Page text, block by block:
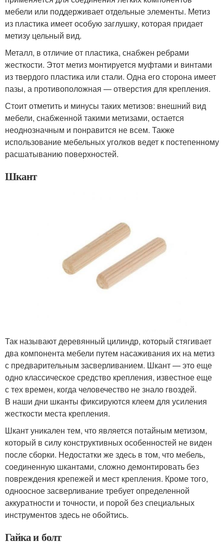
мебели или поддерживает отдельные элементы. Метиз
из пластика имеет особую заглушку, которая придает
метизу цельный вид.
Металл, в отличие от пластика, снабжен ребрами
жесткости. Этот метиз монтируется муфтами и винтами
из твердого пластика или стали. Одна его сторона имеет
пазы, а противоположная — отверстия для крепления.
Стоит отметить и минусы таких метизов: внешний вид
мебели, снабженной такими метизами, остается
неоднозначным и понравится не всем. Также
использование мебельных уголков ведет к постепенному
расшатыванию поверхностей.
Шкант
Так называют деревянный цилиндр, который стягивает
два компонента мебели путем насаживания их на метиз
с предварительным засверливанием. Шкант — это еще
одно классическое средство крепления, известное еще
с тех времен, когда человечество не знало гвоздей.
В наши дни шканты фиксируются клеем для усиления
жесткости места крепления.
Шкант уникален тем, что является потайным метизом,
который в силу конструктивных особенностей не виден
после сборки. Недостатки же здесь в том, что мебель,
соединенную шкантами, сложно демонтировать без
повреждения крепежей и мест крепления. Кроме того,
одноосное засверливание требует определенной
аккуратности и точности, и порой без специальных
инструментов здесь не обойтись.
Гайка и болт